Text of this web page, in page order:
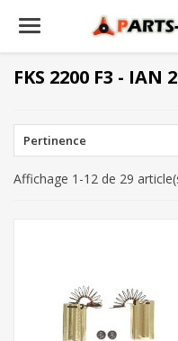
FKS 2200 F3 - IAN
Pertinence
Affichage 1-12 de 29